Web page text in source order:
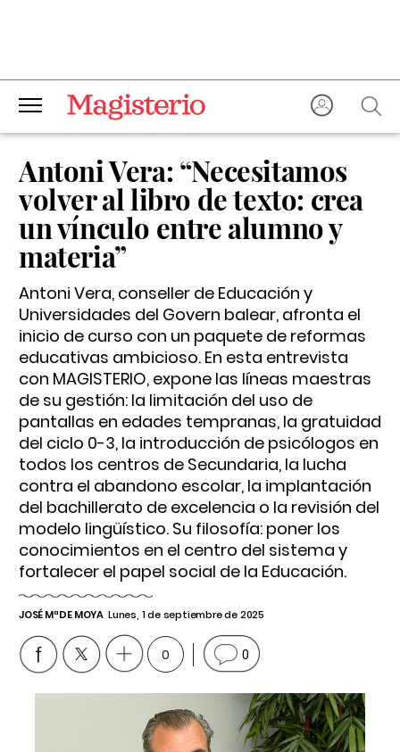
Antoni Vera: “Necesitamos
volver al libro de texto: crea
un vínculo entre alumno y
materia”
Antoni Vera, conseller de Educación y
Universidades del Govern balear, afronta el
inicio de curso con un paquete de reformas
educativas ambicioso. En esta entrevista
con MAGISTERIO, expone las líneas maestras
de su gestión: la limitación del uso de
pantallas en edades tempranas, la gratuidad
del ciclo 0-3, la introducción de psicólogos en
todos los centros de Secundaria, la lucha
contra el abandono escolar, la implantación
del bachillerato de excelencia o la revisión del
modelo lingüístico. Su filosofía: poner los
conocimientos en el centro del sistema y
fortalecer el papel social de la Educación.
JOSÉ Mª DE MOYA Lunes, 1 de septiembre de 2025
0 0